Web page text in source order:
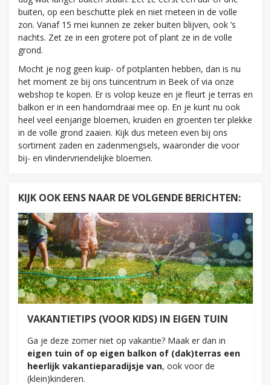
buiten, op een beschutte plek en niet meteen in de volle
zon. Vanaf 15 mei kunnen ze zeker buiten blijven, ook ’s
nachts. Zet ze in een grotere pot of plant ze in de volle
grond.
Mocht je nog geen kuip- of potplanten hebben, dan is nu
het moment ze bij ons tuincentrum in Beek of via onze
webshop te kopen. Er is volop keuze en je fleurt je terras en
balkon er in een handomdraai mee op. En je kunt nu ook
heel veel eenjarige bloemen, kruiden en groenten ter plekke
in de volle grond zaaien. Kijk dus meteen even bij ons
sortiment zaden en zadenmengsels, waaronder die voor
bij- en vlindervriendelijke bloemen.
KIJK OOK EENS NAAR DE VOLGENDE BERICHTEN:
VAKANTIETIPS (VOOR KIDS) IN EIGEN TUIN
Ga je deze zomer niet op vakantie? Maak er dan in
eigen tuin of op eigen balkon of (dak)terras een
heerlijk vakantieparadijsje van, ook voor de
(klein)kinderen.